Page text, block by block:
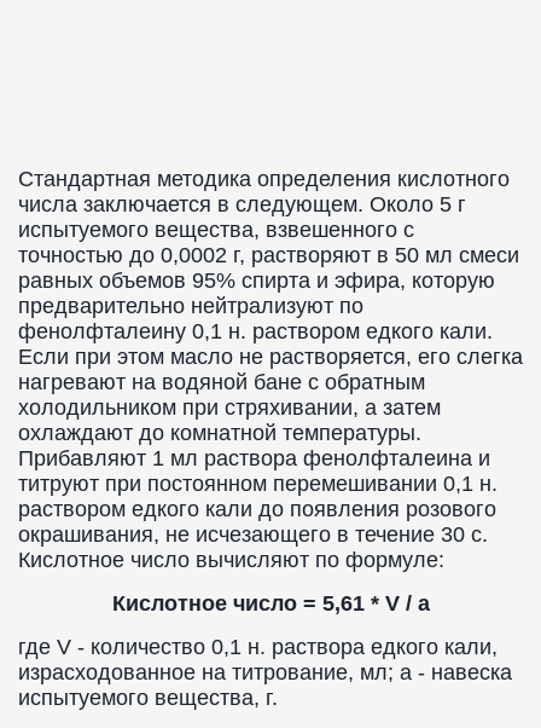
Стандартная методика определения кислотного
числа заключается в следующем. Около 5 г
испытуемого вещества, взвешенного с
точностью до 0,0002 г, растворяют в 50 мл смеси
равных объемов 95% спирта и эфира, которую
предварительно нейтрализуют по
фенолфталеину 0,1 н. раствором едкого кали.
Если при этом масло не растворяется, его слегка
нагревают на водяной бане с обратным
холодильником при стряхивании, а затем
охлаждают до комнатной температуры.
Прибавляют 1 мл раствора фенолфталеина и
титруют при постоянном перемешивании 0,1 н.
раствором едкого кали до появления розового
окрашивания, не исчезающего в течение 30 с.
Кислотное число вычисляют по формуле:
Кислотное число = 5,61 * V / a
где V - количество 0,1 н. раствора едкого кали,
израсходованное на титрование, мл; а - навеска
испытуемого вещества, г.